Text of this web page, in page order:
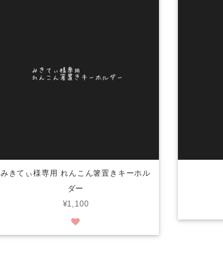
みきてぃ様専用 れんこん箸置きキーホル
ダー
¥1,100